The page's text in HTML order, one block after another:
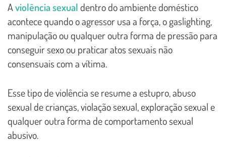
Aviolência sexual dentro do ambiente doméstico
acontece quando o agressor usa a força, o gaslighting,
manipulação ou qualquer outra forma de pressão para
conseguir sexo ou praticar atos sexuais não
consensuais com a vítima.
Esse tipo de violência se resume a estupro, abuso
sexual de crianças, violação sexual, exploração sexual e
qualquer outra forma de comportamento sexual
abusivo.